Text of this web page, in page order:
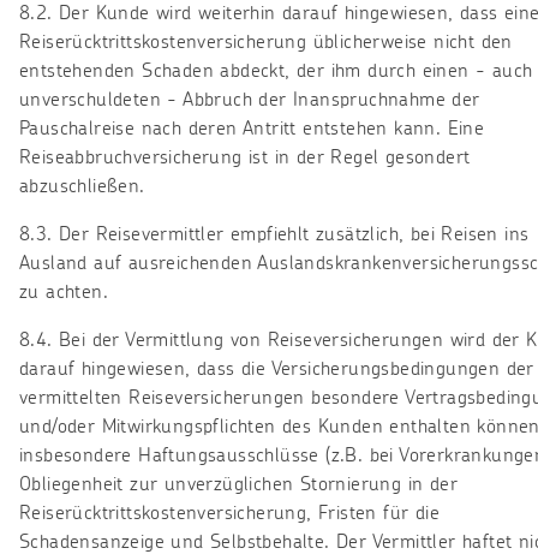
8.2. Der Kunde wird weiterhin darauf hingewiesen, dass
Reiserücktrittskostenversicherung üblicherweise nicht den
entstehenden Schaden abdeckt, der ihm durch einen - auch
unverschuldeten - Abbruch der Inanspruchnahme der
Pauschalreise nach deren Antritt entstehen kann. Eine
Reiseabbruchversicherung ist in der Regel gesondert
abzuschließen.
8.3. Der Reisevermittler empfiehlt zusätzlich, bei Reisen ins
Ausland auf ausreichenden
zu achten.
8.4. Bei der Vermittlung von Reiseversicherungen wird der
darauf hingewiesen, dass die Versicherungsbedingungen der
vermittelten Reiseversicherungen besondere
und/oder Mitwirkungspflichten des Kunden enthalten
insbesondere Haftungsausschlüsse (z.B. bei
Obliegenheit zur unverzüglichen Stornierung in der
Reiserücktrittskostenversicherung, Fristen für die
Schadensanzeige und Selbstbehalte. Der Vermittler haftet